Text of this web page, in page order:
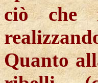
ciò che
Quanto